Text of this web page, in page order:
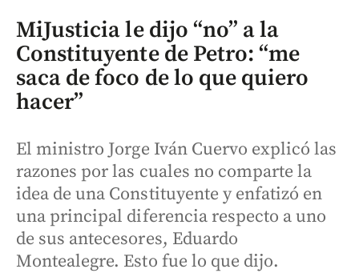
MiJusticia le dijo “no” a la
Constituyente de Petro: “me
saca de foco de lo que quiero
hacer”
El ministro Jorge Iván Cuervo explicó las
razones por las cuales no comparte la
idea de una Constituyente y enfatizó en
una principal diferencia respecto a uno
de sus antecesores, Eduardo
Montealegre. Esto fue lo que dijo.